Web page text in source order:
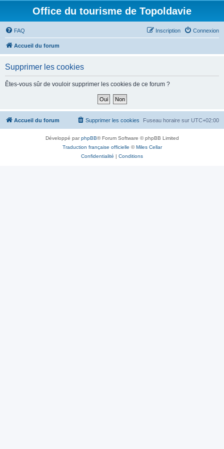
Office du tourisme de Topoldavie
FAQ Connexion
Inscription
Accueil du forum
Supprimer les cookies
Êtes-vous sûr de vouloir supprimer les cookies de ce forum ?
Accueil du forum Fuseau horaire sur UTC+02:00
Supprimer les cookies
Développé parphpBB® Forum Software © phpBB Limited
Traduction française officielle ©Miles Cellar
Confidentialité | Conditions